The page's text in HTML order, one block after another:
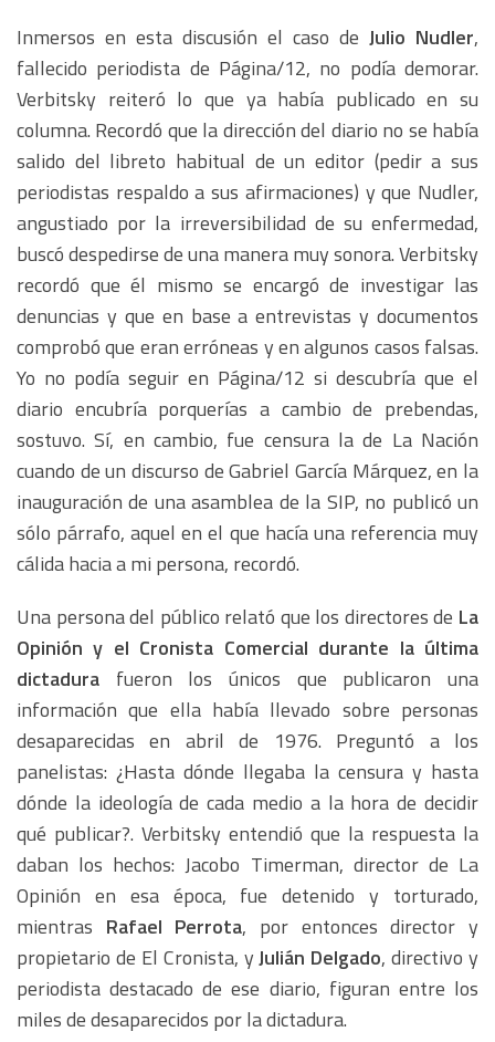
Inmersos en esta discusión el caso de Julio Nudler,
fallecido periodista de Página/12, no podía demorar.
Verbitsky reiteró lo que ya había publicado en su
columna. Recordó que la dirección del diario no se había
salido del libreto habitual de un editor (pedir a sus
periodistas respaldo a sus afirmaciones) y que Nudler,
angustiado por la irreversibilidad de su enfermedad,
buscó despedirse de una manera muy sonora. Verbitsky
recordó que él mismo se encargó de investigar las
denuncias y que en base a entrevistas y documentos
comprobó que eran erróneas y en algunos casos falsas.
Yo no podía seguir en Página/12 si descubría que el
diario encubría porquerías a cambio de prebendas,
sostuvo. Sí, en cambio, fue censura la de La Nación
cuando de un discurso de Gabriel García Márquez, en la
inauguración de una asamblea de la SIP, no publicó un
sólo párrafo, aquel en el que hacía una referencia muy
cálida hacia a mi persona, recordó.
Una persona del público relató que los directores de La
Opinión y el Cronista Comercial durante la última
dictadura fueron los únicos que publicaron una
información que ella había llevado sobre personas
desaparecidas en abril de 1976. Preguntó a los
panelistas: ¿Hasta dónde llegaba la censura y hasta
dónde la ideología de cada medio a la hora de decidir
qué publicar?. Verbitsky entendió que la respuesta la
daban los hechos: Jacobo Timerman, director de La
Opinión en esa época, fue detenido y torturado,
mientras Rafael Perrota, por entonces director y
propietario de El Cronista, yJulián Delgado, directivo y
periodista destacado de ese diario, figuran entre los
miles de desaparecidos por la dictadura.